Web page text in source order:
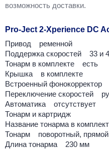
возможность доставки.
Pro-Ject 2-Xperience DC
Привод ременной
Поддержка скоростей 33 и
Тонарм в комплекте есть
Крышка в комплекте
Встроенный фонокорректор
Переключение скоростей
Автоматика отсутствует
Тонарм и картридж
Название тонарма в
Тонарм поворотный,
Длина тонарма 230 мм